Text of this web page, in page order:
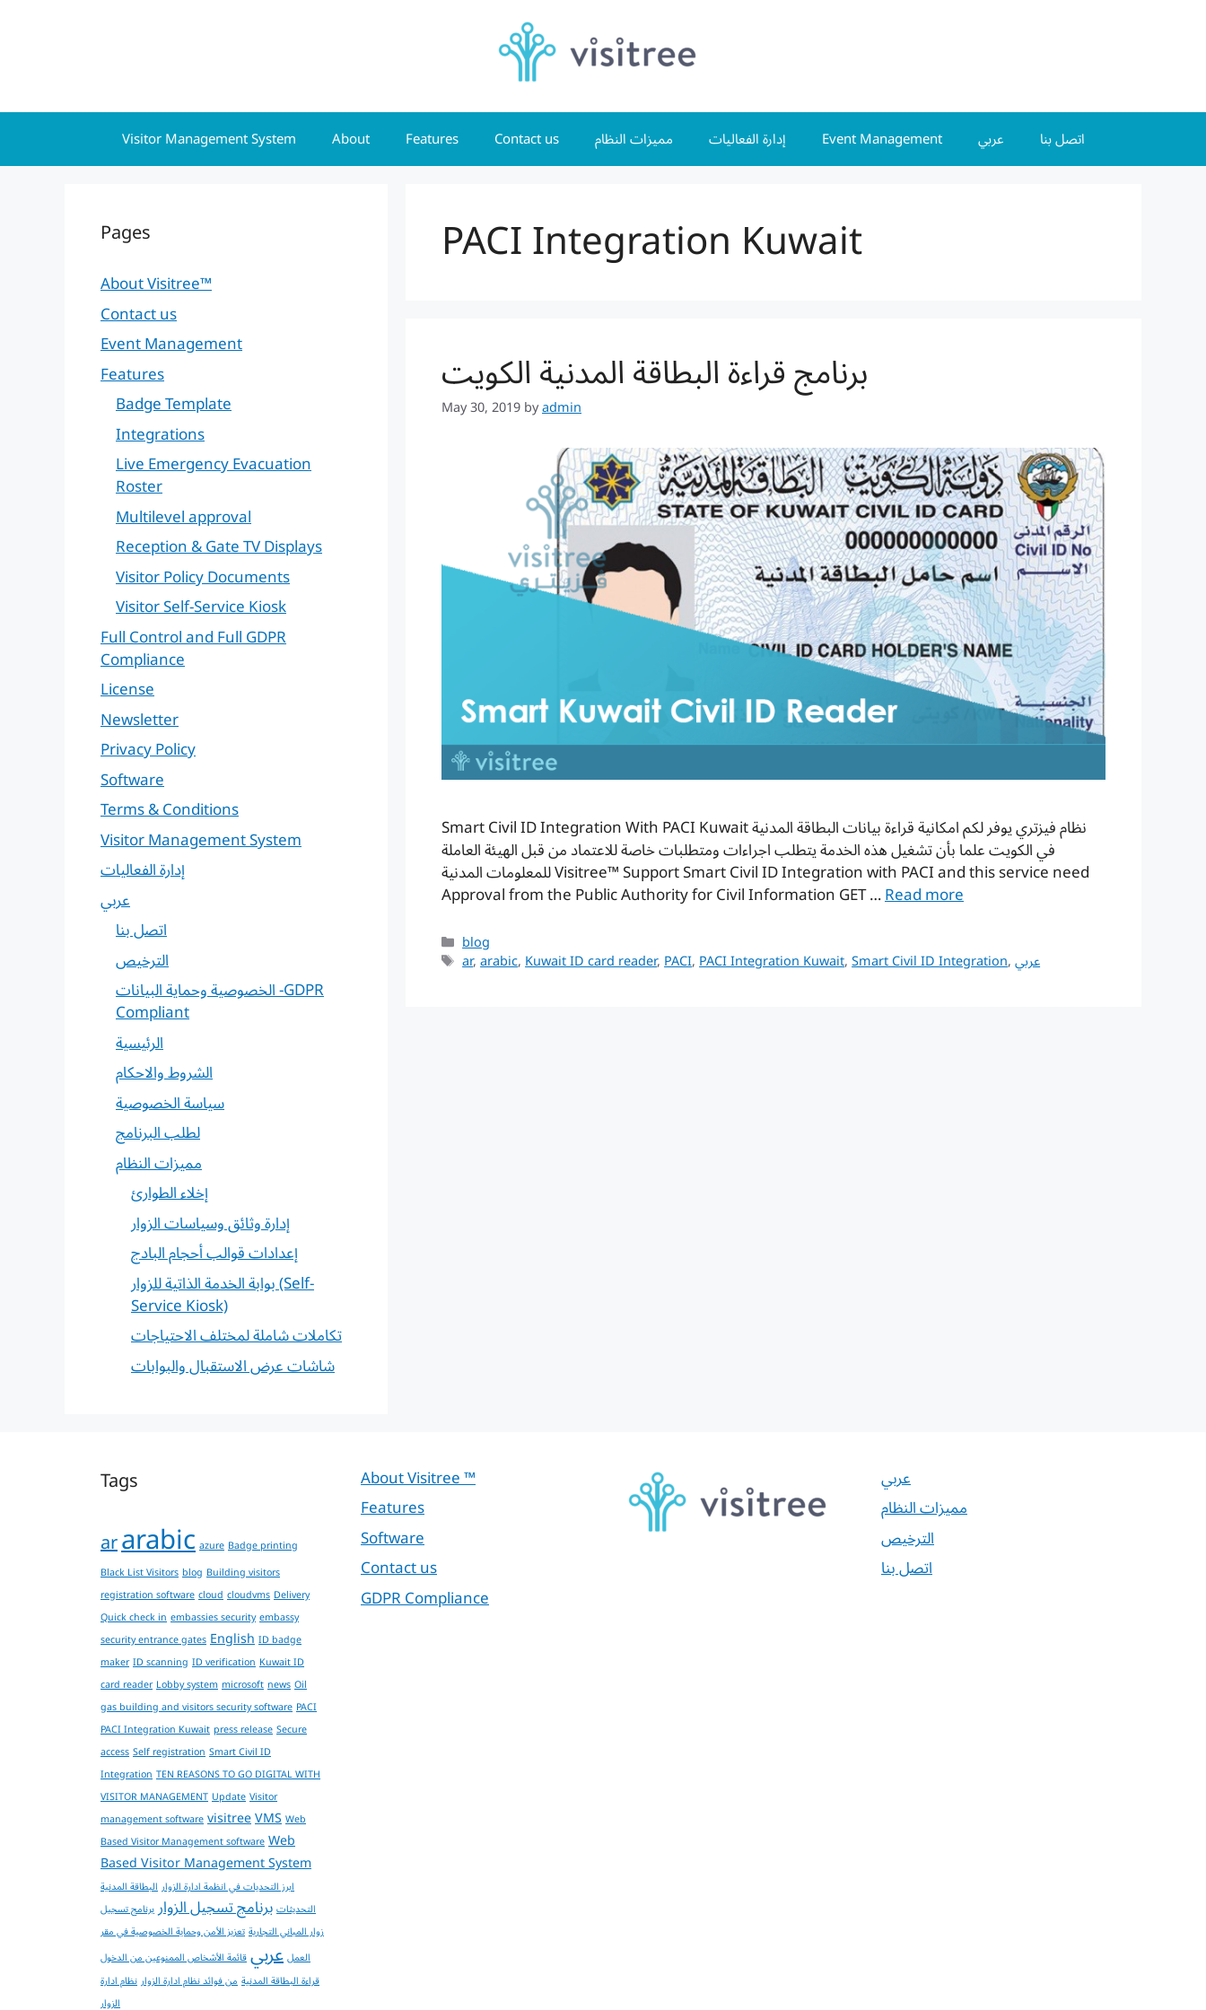
Visitor Management System About Features Contact us مميزات النظام إدارة الفعاليات Event Management عربي اتصل بنا
PACI Integration Kuwait
برنامج قراءة البطاقة المدنية الكويت
May 30, 2019byadmin
Smart Civil ID Integration With PACI Kuwait نظام فيزتري يوفر لكم امكانية قراءة بيانات البطاقة المدنية
في الكويت علما بأن تشغيل هذه الخدمة يتطلب اجراءات ومتطلبات خاصة للاعتماد من قبل الهيئة العاملة
للمعلومات المدنية Visitree™ Support Smart Civil ID Integration with PACI and this service need
Approval from the Public Authority for Civil Information GET …Read more
Categories
blog
Tags
ar,arabic,Kuwait ID card reader,PACI,PACI Integration Kuwait,Smart Civil ID Integration,عربي
Pages
About Visitree™
Contact us
Event Management
Features
Badge Template
Integrations
Live Emergency Evacuation
Roster
Multilevel approval
Reception & Gate TV Displays
Visitor Policy Documents
Visitor Self-Service Kiosk
Full Control and Full GDPR
Compliance
License
Newsletter
Privacy Policy
Software
Terms & Conditions
Visitor Management System
إدارة الفعاليات
عربي
اتصل بنا
الترخيص
الخصوصية وحماية البيانات -GDPR
Compliant
الرئيسية
الشروط والاحكام
سياسة الخصوصية
لطلب البرنامج
مميزات النظام
إخلاء الطوارئ
إدارة وثائق وسياسات الزوار
إعدادات قوالب أحجام البادج
بوابة الخدمة الذاتية للزوار (Self-
Service Kiosk)
تكاملات شاملة لمختلف الاحتياجات
شاشات عرض الاستقبال والبوابات
Tags
ararabicazureBadge printing
Black List Visitorsblog Building visitors
registration softwarecloudcloudvmsDelivery
Quick check inembassies securityembassy
security entrance gatesEnglishID badge
makerID scanning ID verificationKuwait ID
card readerLobby systemmicrosoftnewsOil
gas building and visitors security softwarePACI
PACI Integration Kuwaitpress releaseSecure
accessSelf registrationSmart Civil ID
IntegrationTEN REASONS TO GO DIGITAL WITH
VISITOR MANAGEMENTUpdateVisitor
management softwarevisitreeVMSWeb
Based Visitor Management softwareWeb
Based Visitor Management System
ابرز التحديات في انظمة ادارة الزوارالبطاقة المدنية
التحديثاتبرنامج تسجيل الزواربرنامج تسجيل
زوار المباني التجاريةتعزيز الأمن وحماية الخصوصية في مقر
العملعربيقائمة الأشخاص الممنوعين من الدخول
قراءة البطاقة المدنيةمن فوائد نظام ادارة الزوارنظام ادارة
الزوار
About Visitree ™
Features
Software
Contact us
GDPR Compliance
عربي
مميزات النظام
الترخيص
اتصل بنا